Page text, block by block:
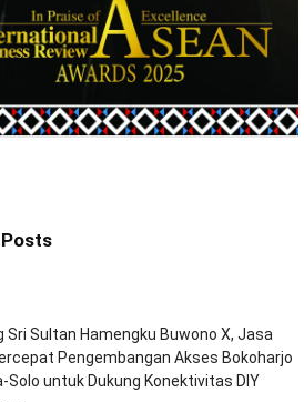
Sri Sultan Hamengku Buwono X, Jasa
Pengembangan Akses Bokoharjo
Solo untuk Dukung Konektivitas DIY